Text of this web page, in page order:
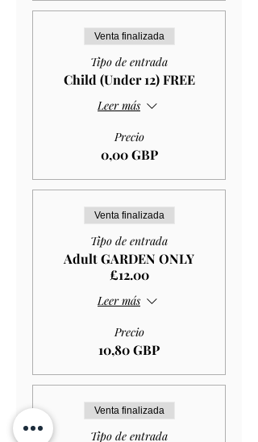
Venta finalizada
Tipo de entrada
Child (Under 12) FREE
Leer más
Precio
0,00 GBP
Venta finalizada
Tipo de entrada
Adult GARDEN ONLY
£12.00
Leer más
Precio
10,80 GBP
Venta finalizada
Tipo de entrada